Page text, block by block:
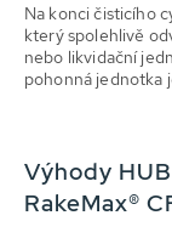
Na konci čisticího
který spolehlivě
nebo likvidační
pohonná jednotka
Výhody
RakeMax®